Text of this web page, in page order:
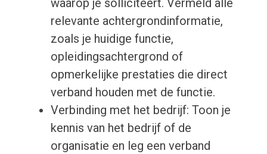
waarop je solliciteert. Vermeld alle
relevante achtergrondinformatie,
zoals je huidige functie,
opleidingsachtergrond of
opmerkelijke prestaties die direct
verband houden met de functie.
Verbinding met het bedrijf: Toon je
kennis van het bedrijf of de
organisatie en leg een verband